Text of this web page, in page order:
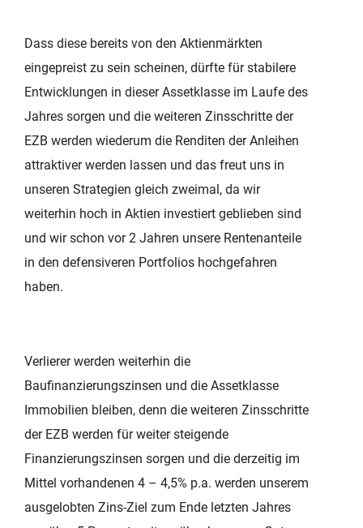
Dass diese bereits von den Aktienmärkten
eingepreist zu sein scheinen, dürfte für stabilere
Entwicklungen in dieser Assetklasse im Laufe des
Jahres sorgen und die weiteren Zinsschritte der
EZB werden wiederum die Renditen der Anleihen
attraktiver werden lassen und das freut uns in
unseren Strategien gleich zweimal, da wir
weiterhin hoch in Aktien investiert geblieben sind
und wir schon vor 2 Jahren unsere Rentenanteile
in den defensiveren Portfolios hochgefahren
haben.
Verlierer werden weiterhin die
Baufinanzierungszinsen und die Assetklasse
Immobilien bleiben, denn die weiteren Zinsschritte
der EZB werden für weiter steigende
Finanzierungszinsen sorgen und die derzeitig im
Mittel vorhandenen 4 – 4,5% p.a. werden unserem
ausgelobten Zins-Ziel zum Ende letzten Jahres